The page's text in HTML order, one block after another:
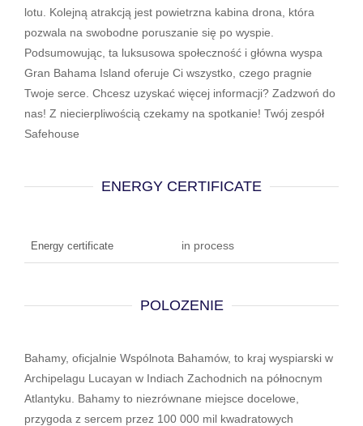
lotu. Kolejną atrakcją jest powietrzna kabina drona, która
pozwala na swobodne poruszanie się po wyspie.
Podsumowując, ta luksusowa społeczność i główna wyspa
Gran Bahama Island oferuje Ci wszystko, czego pragnie
Twoje serce. Chcesz uzyskać więcej informacji? Zadzwoń do
nas! Z niecierpliwością czekamy na spotkanie! Twój zespół
Safehouse
ENERGY CERTIFICATE
Energy certificate in process
POLOZENIE
Bahamy, oficjalnie Wspólnota Bahamów, to kraj wyspiarski w
Archipelagu Lucayan w Indiach Zachodnich na północnym
Atlantyku. Bahamy to niezrównane miejsce docelowe,
przygoda z sercem przez 100 000 mil kwadratowych